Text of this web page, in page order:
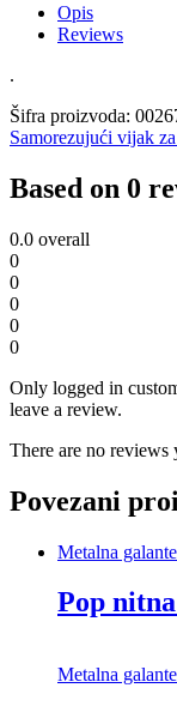
upuštena
Opis
Reviews
.
Šifra proizvoda:
Samorezujući vijak
Based on 0
0.0 overall
0
0
0
0
0
Only logged in
leave a review.
There are no reviews
Povezani
Metalna
Pop
Metalna